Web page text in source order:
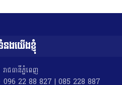
ងយើងខ្ញុំ
ាជធានីភ្នំពេញ
096 22 88 827 | 085 228 887